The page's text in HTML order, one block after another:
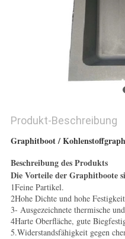
Produkt-Beschreibung
Graphitboot /
Beschreibung des Produkts
Die Vorteile der Graphitboote
1Feine Partikel.
2Hohe Dichte und hohe
3- Ausgezeichnete thermische
4Harte Oberfläche, gute
5.Widerstandsfähigkeit gegen